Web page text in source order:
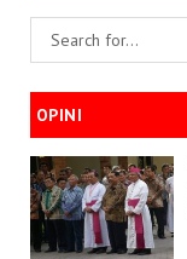
OPINI